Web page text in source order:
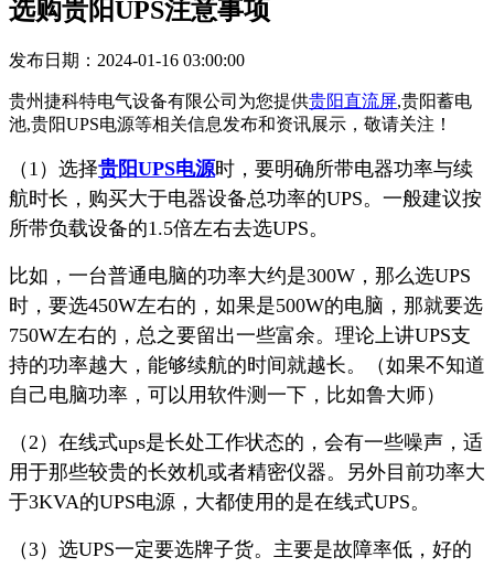
选购贵阳UPS注意事项
发布日期：2024-01-16 03:00:00
贵州捷科特电气设备有限公司为您提供贵阳直流屏,贵阳蓄电
池,贵阳UPS电源等相关信息发布和资讯展示，敬请关注！
（1）选择贵阳UPS电源时，要明确所带电器功率与续
航时长，购买大于电器设备总功率的UPS。一般建议按
所带负载设备的1.5倍左右去选UPS。
比如，一台普通电脑的功率大约是300W，那么选UPS
时，要选450W左右的，如果是500W的电脑，那就要选
750W左右的，总之要留出一些富余。理论上讲UPS支
持的功率越大，能够续航的时间就越长。（如果不知道
自己电脑功率，可以用软件测一下，比如鲁大师）
（2）在线式ups是长处工作状态的，会有一些噪声，适
用于那些较贵的长效机或者精密仪器。另外目前功率大
于3KVA的UPS电源，大都使用的是在线式UPS。
（3）选UPS一定要选牌子货。主要是故障率低，好的